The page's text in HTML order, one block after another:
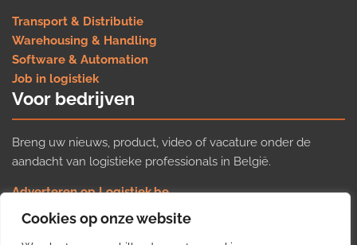
Cookies op onze website
Transport & Distributie
Warehousing & Handling
Software & Automation
Job in logistiek
Voor bedrijven
Breng uw nieuws, product, video of vacature onder de
aandacht van logistieke professionals in België.
Adverteren op Logistiek.be
Nieuws insturen
Uw video op Logistiek.TV